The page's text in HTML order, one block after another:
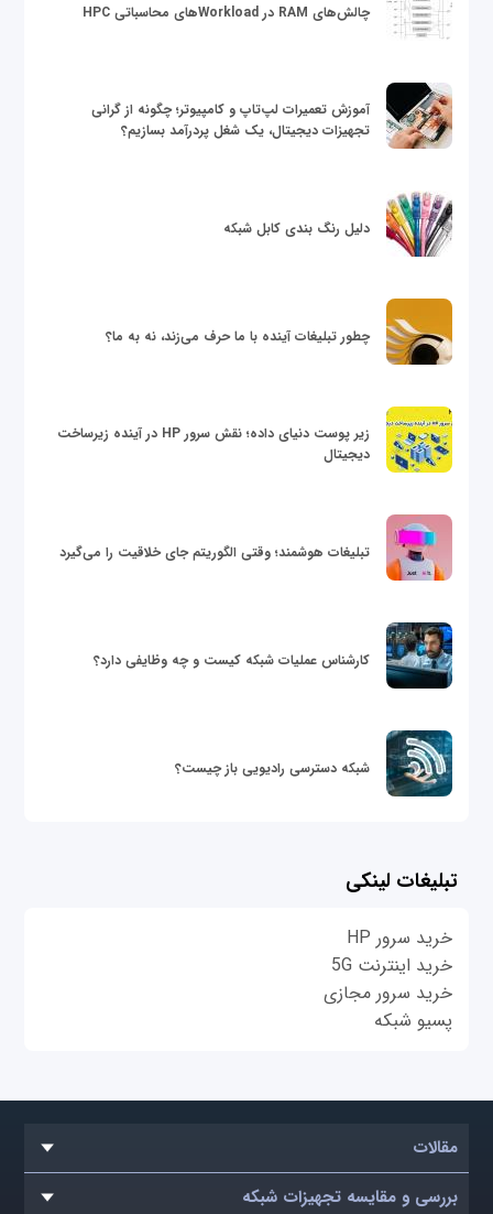
چالش‌های RAM در Workloadهای محاسباتی HPC
آموزش تعمیرات لپ‌تاپ و کامپیوتر؛ چگونه از گرانی
تجهیزات دیجیتال، یک شغل پردرآمد بسازیم؟
دلیل رنگ بندی کابل شبکه
چطور تبلیغات آینده با ما حرف می‌زند، نه به ما؟
زیر پوست دنیای داده؛ نقش سرور HP در آینده زیرساخت
دیجیتال
تبلیغات هوشمند؛ وقتی الگوریتم جای خلاقیت را می‌گیرد
کارشناس عملیات شبکه کیست و چه وظایفی دارد؟
شبکه دسترسی رادیویی باز چیست؟
تبلیغات لینکی
خرید سرور HP
خرید اینترنت 5G
خرید سرور مجازی
پسیو شبکه
مقالات
بررسی و مقایسه تجهیزات شبکه